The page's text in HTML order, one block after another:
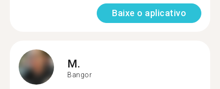
Baixe o aplicativo
M.
Bangor